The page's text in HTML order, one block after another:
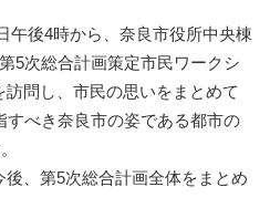
午後4時から、奈良市役所中央棟
5次総合計画策定市民ワークシ
問し、市民の思いをまとめて
すべき奈良市の姿である都市の
、第5次総合計画全体をまとめ